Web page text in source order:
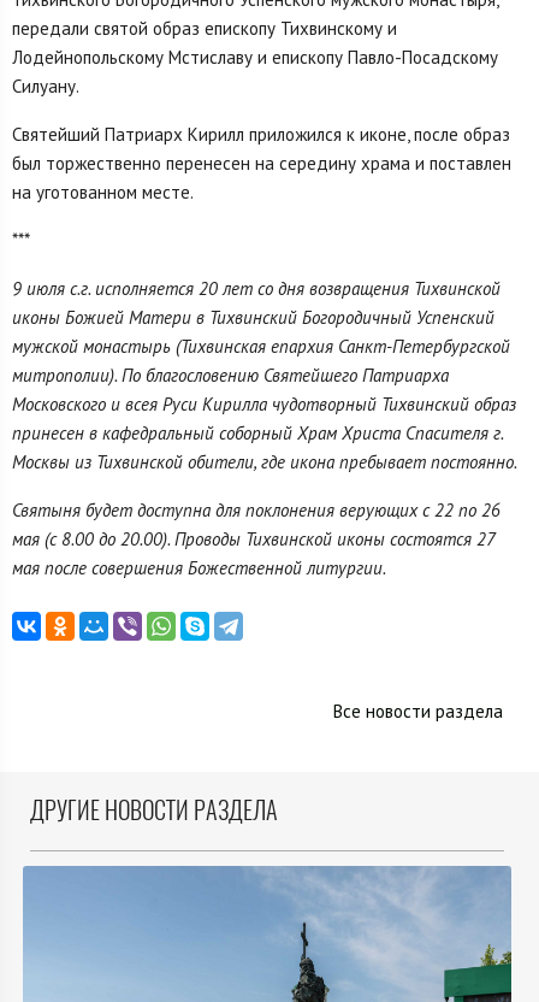
передали святой образ епископу Тихвинскому и
Лодейнопольскому Мстиславу и епископу Павло-Посадскому
Силуану.
Святейший Патриарх Кирилл приложился к иконе, после образ
был торжественно перенесен на середину храма и поставлен
на уготованном месте.
***
9 июля с.г. исполняется 20 лет со дня возвращения Тихвинской
иконы Божией Матери в Тихвинский Богородичный Успенский
мужской монастырь (Тихвинская епархия Санкт-Петербургской
митрополии). По благословению Святейшего Патриарха
Московского и всея Руси Кирилла чудотворный Тихвинский образ
принесен в кафедральный соборный Храм Христа Спасителя г.
Москвы из Тихвинской обители, где икона пребывает постоянно.
Святыня будет доступна для поклонения верующих с 22 по 26
мая (с 8.00 до 20.00). Проводы Тихвинской иконы состоятся 27
мая после совершения Божественной литургии.
Все новости раздела
ДРУГИЕ НОВОСТИ РАЗДЕЛА